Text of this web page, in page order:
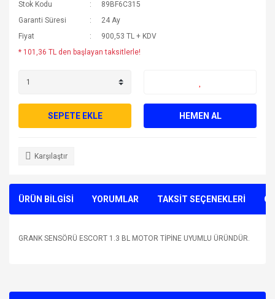
Stok Kodu
89BF6C315
Garanti Süresi
24 Ay
Fiyat
900,53 TL + KDV
* 101,36 TL den başlayan taksitlerle!
SEPETE EKLE HEMEN AL
Karşılaştır
ÜRÜN BİLGİSİ YORUMLAR TAKSİT SEÇENEKLERİ
GRANK SENSÖRÜ ESCORT 1.3 BL MOTOR TİPİNE UYUMLU ÜRÜNDÜR.
kullanarak tarafımıza iletebilirsiniz.